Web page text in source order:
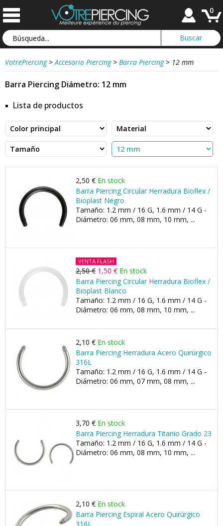
0
VotrePiercing > Accesorio Piercing > Barra Piercing > 12 mm
Barra Piercing Diámetro: 12 mm
Lista de productos
2,50 € En stock
Barra Piercing Circular Herradura Bioflex /
Bioplast Negro
Tamaño: 1.2 mm / 16 G, 1.6 mm / 14 G -
Diámetro: 06 mm, 08 mm, 10 mm, ...
VENTA FLASH
2,50 € 1,50 € En stock
Barra Piercing Circular Herradura Bioflex /
Bioplast Blanco
Tamaño: 1.2 mm / 16 G, 1.6 mm / 14 G -
Diámetro: 06 mm, 08 mm, 10 mm, ...
2,10 € En stock
Barra Piercing Herradura Acero Quirúrgico
316L
Tamaño: 1.2 mm / 16 G, 1.6 mm / 14 G -
Diámetro: 06 mm, 07 mm, 08 mm, ...
3,70 € En stock
Barra Piercing Herradura Titanio Grado 23
Tamaño: 1.2 mm / 16 G, 1.6 mm / 14 G -
Diámetro: 06 mm, 08 mm, 10 mm, ...
2,10 € En stock
Barra Piercing Espiral Acero Quirúrgico
316L